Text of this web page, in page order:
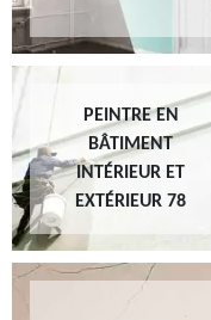
PEINTRE EN
BÂTIMENT
INTÉRIEUR ET
EXTÉRIEUR 78